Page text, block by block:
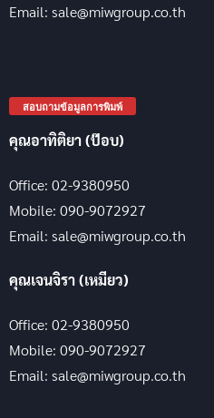
Email: sale@miwgroup.co.th
สอบถามข้อมูลการพิมพ์
คุณอาทิติยา (ป๊อบ)
Office: 02-9380950
Mobile: 090-9072927
Email: sale@miwgroup.co.th
คุณเจนจิรา (เหมียว)
Office: 02-9380950
Mobile: 090-9072927
Email: sale@miwgroup.co.th